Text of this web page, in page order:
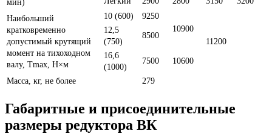
мин)
Наибольший
кратковременно
допустимый крутящий
момент на тихоходном
валу, Тmax, Н×м
10 (600)
9250
10900
11200
12,5
(750)
8500
16,6
(1000)
7500 10600
Масса, кг, не более 279
Габаритные и присоединительные
размеры редуктора ВК